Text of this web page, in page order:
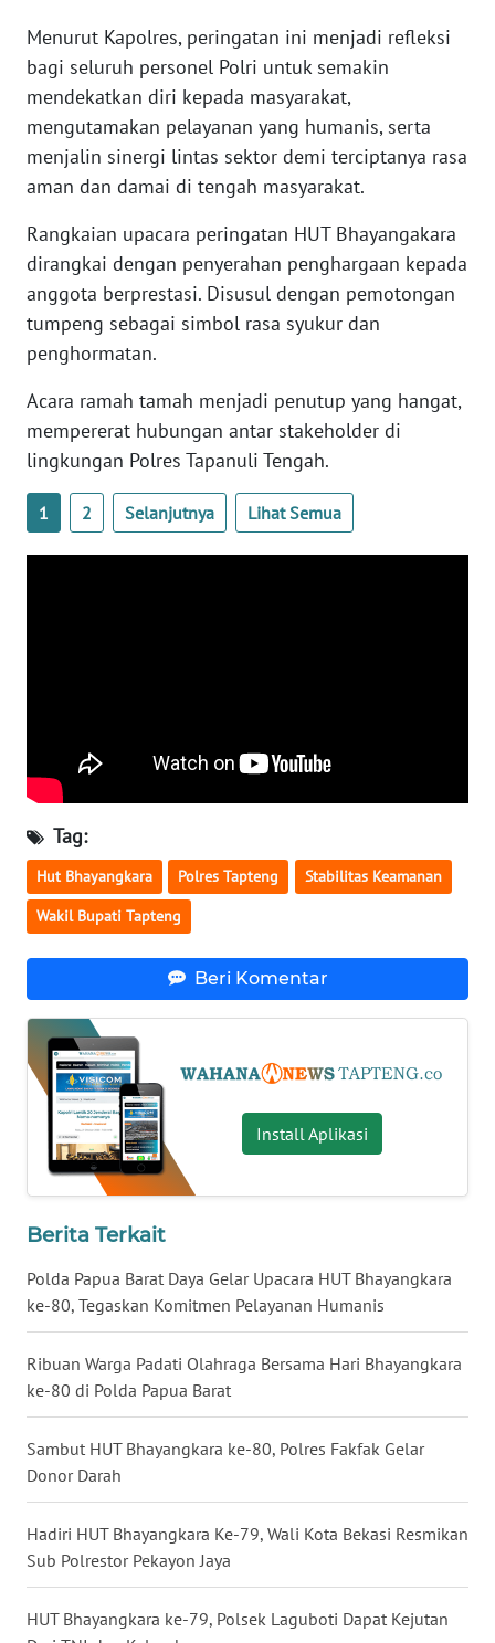
Menurut Kapolres, peringatan ini menjadi refleksi
bagi seluruh personel Polri untuk semakin
mendekatkan diri kepada masyarakat,
mengutamakan pelayanan yang humanis, serta
menjalin sinergi lintas sektor demi terciptanya rasa
aman dan damai di tengah masyarakat.
Rangkaian upacara peringatan HUT Bhayangakara
dirangkai dengan penyerahan penghargaan kepada
anggota berprestasi. Disusul dengan pemotongan
tumpeng sebagai simbol rasa syukur dan
penghormatan.
Acara ramah tamah menjadi penutup yang hangat,
mempererat hubungan antar stakeholder di
lingkungan Polres Tapanuli Tengah.
1 2 Selanjutnya Lihat Semua
Tag:
Hut Bhayangkara Polres Tapteng Stabilitas Keamanan
Wakil Bupati Tapteng
Beri Komentar
Install Aplikasi
Berita Terkait
Polda Papua Barat Daya Gelar Upacara HUT Bhayangkara
ke-80, Tegaskan Komitmen Pelayanan Humanis
Ribuan Warga Padati Olahraga Bersama Hari Bhayangkara
ke-80 di Polda Papua Barat
Sambut HUT Bhayangkara ke-80, Polres Fakfak Gelar
Donor Darah
Hadiri HUT Bhayangkara Ke-79, Wali Kota Bekasi Resmikan
Sub Polrestor Pekayon Jaya
HUT Bhayangkara ke-79, Polsek Laguboti Dapat Kejutan
SULTENG
WN
SULBAR
BABEL
WN
SUMBAR
SUMSEL
WN
WN
WN
JATIM
WN
KALBAR
WN
KALTENG
WN
WN
KALSEL
WN
KALTIM
WN
SULSEL
WN
GORONTALO
SULUT